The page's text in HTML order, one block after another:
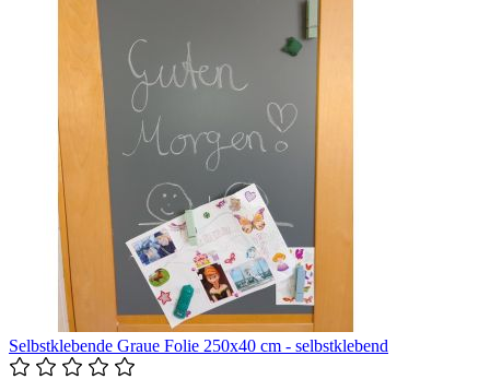
Selbstklebende Graue Folie 250x40 cm - selbstklebend